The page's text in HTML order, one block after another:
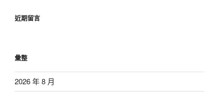
近期留言
彙整
2026 年 8 月